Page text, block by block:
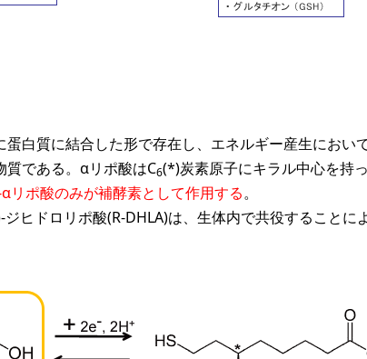
白質に結合した形で存在し、エネルギー産生におい
質である。αリポ酸はC6(*)炭素原子にキラル中心を持
αリポ酸のみが補酵素として作用する。
ヒドロリポ酸(R-DHLA)は、生体内で共役することに